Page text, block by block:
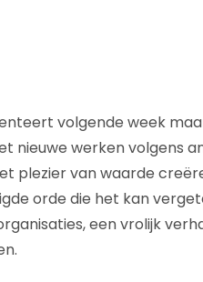
volgende week
nieuwe werken volgens
plezier van waarde
orde die het kan
een vrolijk